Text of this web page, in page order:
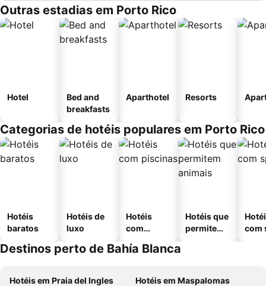
Outras estadias em Porto Rico
Hotel
Bed and
breakfasts
Aparthotel Resorts
Categorias de hotéis populares em Porto Rico
Hotéis
baratos
Hotéis de
luxo
Hotéis
com
Hotéis que
permitem
com
Destinos perto de Bahía Blanca
Hotéis em Praia del Ingles
Hotéis em Maspalomas